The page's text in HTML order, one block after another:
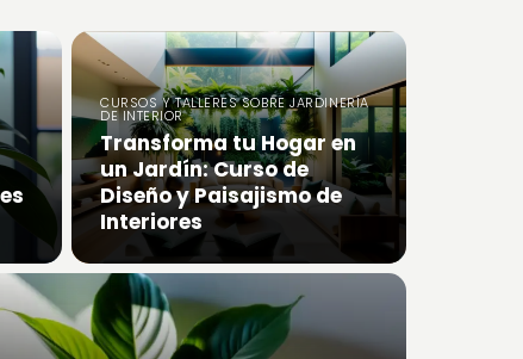
CURSOS Y TALLERES SOBRE JARDINERÍA
DE INTERIOR
Transforma tu Hogar en
un Jardín: Curso de
Diseño y Paisajismo de
Interiores